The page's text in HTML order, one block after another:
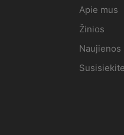
Apie mus
Žinios
Naujienos